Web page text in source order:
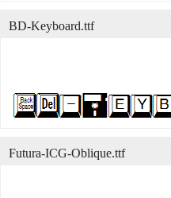
BD-Keyboard.ttf
Futura-ICG-Oblique.ttf